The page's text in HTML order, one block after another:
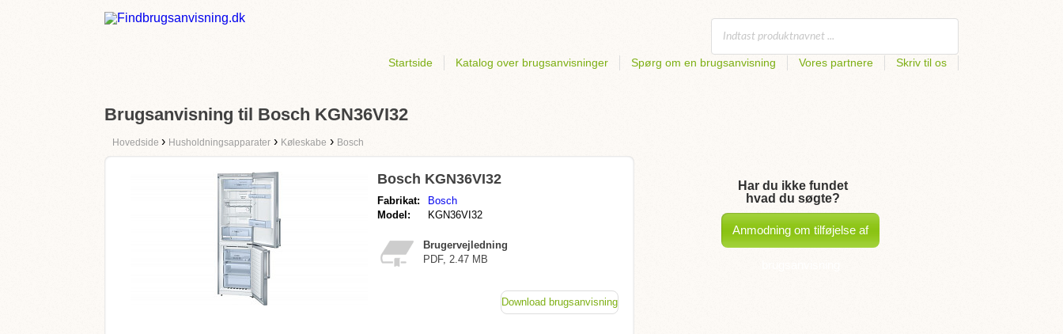
Startside Katalog over brugsanvisninger Spørg om en brugsanvisning Vores partnere Skriv til os
Brugsanvisning til Bosch KGN36VI32
Hovedside › Husholdningsapparater › Køleskabe › Bosch
Bosch KGN36VI32
Fabrikat:
Bosch
Model:
KGN36VI32
Brugervejledning
PDF, 2.47 MB
Download brugsanvisning
Har du ikke fundet
hvad du søgte?
Anmodning om tilføjelse af